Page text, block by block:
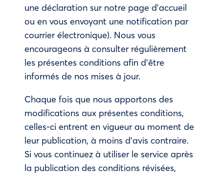
une déclaration sur notre page d’accueil
ou en vous envoyant une notification par
courrier électronique). Nous vous
encourageons à consulter régulièrement
les présentes conditions afin d’être
informés de nos mises à jour.
Chaque fois que nous apportons des
modifications aux présentes conditions,
celles-ci entrent en vigueur au moment de
leur publication, à moins d’avis contraire.
Si vous continuez à utiliser le service après
la publication des conditions révisées,